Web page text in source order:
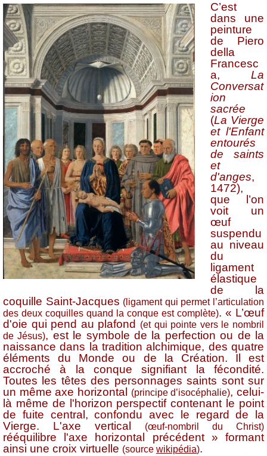
C’est
dans une
peinture
de Piero
della
Francesc
a, La
Conversat
ion
sacrée
(La Vierge
et l'Enfant
entourés
de saints
et
d'anges,
1472),
que l’on
voit un
œuf
suspendu
au niveau
du
ligament
élastique
de la
coquille Saint-Jacques (ligament qui permet l’articulation
des deux coquilles quand la conque est complète). « L’œuf
d'oie qui pend au plafond
(et qui pointe vers le nombril
de Jésus), est le symbole de la perfection ou de la
naissance dans la tradition alchimique, des quatre
éléments du Monde ou de la Création. Il est
accroché à la conque signifiant la fécondité.
Toutes les têtes des personnages saints sont sur
un même axe horizontal
(principe d’isocéphalie), celui-
là même de l'horizon perspectif contenant le point
de fuite central, confondu avec le regard de la
Vierge. L'axe vertical
(œuf-nombril du Christ)
rééquilibre l'axe horizontal précédent » formant
ainsi une croix virtuelle (source wikipédia).